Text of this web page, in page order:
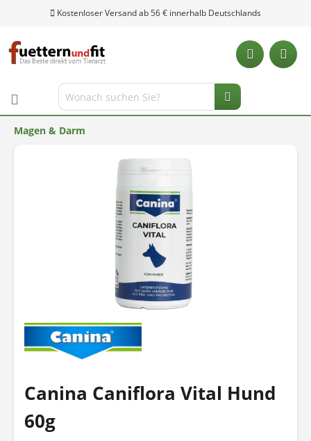
Kostenloser Versand ab 56 € innerhalb Deutschlands
Magen & Darm
Canina Caniflora Vital Hund
60g